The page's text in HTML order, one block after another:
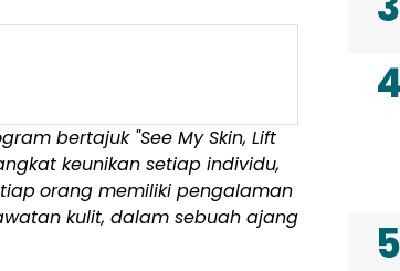
bertajuk "See My Skin, Lift
keunikan setiap individu,
orang memiliki pengalaman
kulit, dalam sebuah ajang